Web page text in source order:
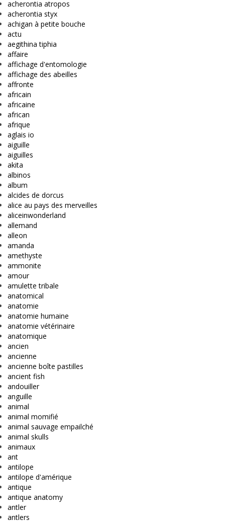
acherontia atropos
acherontia styx
achigan à petite bouche
actu
aegithina tiphia
affaire
affichage d'entomologie
affichage des abeilles
affronte
africain
africaine
african
afrique
aglais io
aiguille
aiguilles
akita
albinos
album
alcides de dorcus
alice au pays des merveilles
aliceinwonderland
allemand
alleon
amanda
amethyste
ammonite
amour
amulette tribale
anatomical
anatomie
anatomie humaine
anatomie vétérinaire
anatomique
ancien
ancienne
ancienne boîte pastilles
ancient fish
andouiller
anguille
animal
animal momifié
animal sauvage empailché
animal skulls
animaux
ant
antilope
antilope d'amérique
antique
antique anatomy
antler
antlers